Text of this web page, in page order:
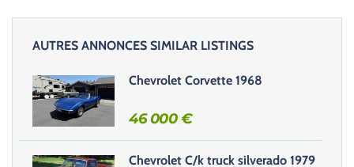
AUTRES ANNONCES SIMILAR LISTINGS
Chevrolet Corvette 1968
46 000€
Chevrolet C/k truck silverado 1979